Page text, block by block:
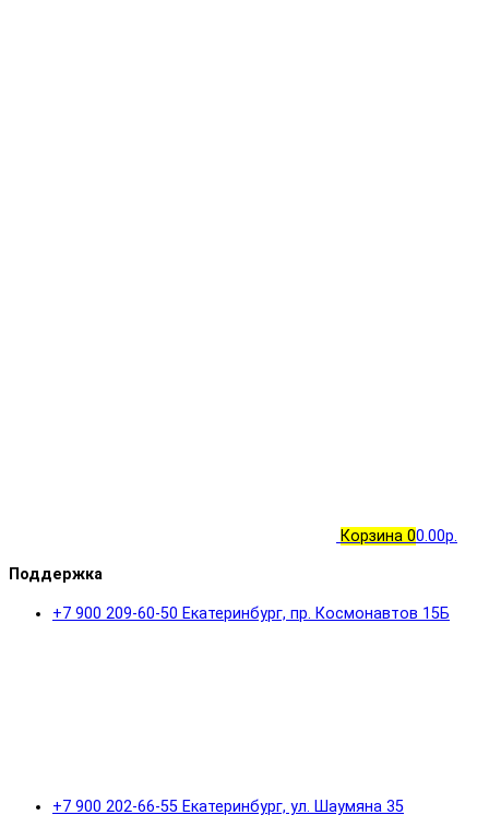
Корзина 00.00р.
Поддержка
+7 900 209-60-50 Екатеринбург, пр. Космонавтов 15Б
+7 900 202-66-55 Екатеринбург, ул. Шаумяна 35